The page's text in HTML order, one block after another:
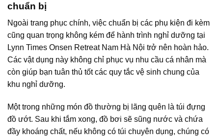
chuẩn bị
Ngoài trang phục chính, việc chuẩn bị các phụ kiện đi kèm
cũng quan trọng không kém để hành trình nghỉ dưỡng tại
Lynn Times Onsen Retreat Nam Hà Nội trở nên hoàn hảo.
Các vật dụng này không chỉ phục vụ nhu cầu cá nhân mà
còn giúp bạn tuân thủ tốt các quy tắc vệ sinh chung của
khu nghỉ dưỡng.
Một trong những món đồ thường bị lãng quên là túi đựng
đồ ướt. Sau khi tắm xong, đồ bơi sẽ sũng nước và chứa
đầy khoáng chất, nếu không có túi chuyên dụng, chúng có